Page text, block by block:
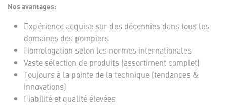
Nos avantages:
Expérience acquise sur des décennies dans tous les
domaines des pompiers
Homologation selon les normes internationales
Vaste sélection de produits (assortiment complet)
Toujours à la pointe de la technique (tendances &
innovations)
Fiabilité et qualité élevées